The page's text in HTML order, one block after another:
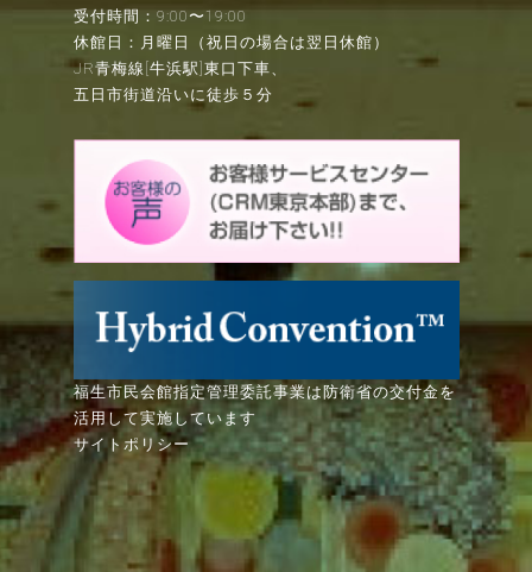
受付時間：9:00〜19:00
休館日：月曜日（祝日の場合は翌日休館）
JR青梅線[牛浜駅]東口下車、
五日市街道沿いに徒歩５分
福生市民会館指定管理委託事業は防衛省の交付金を
活用して実施しています
サイトポリシー